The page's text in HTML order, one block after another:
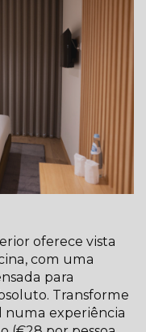
oferece vista
com uma
para
Transforme
numa experiência